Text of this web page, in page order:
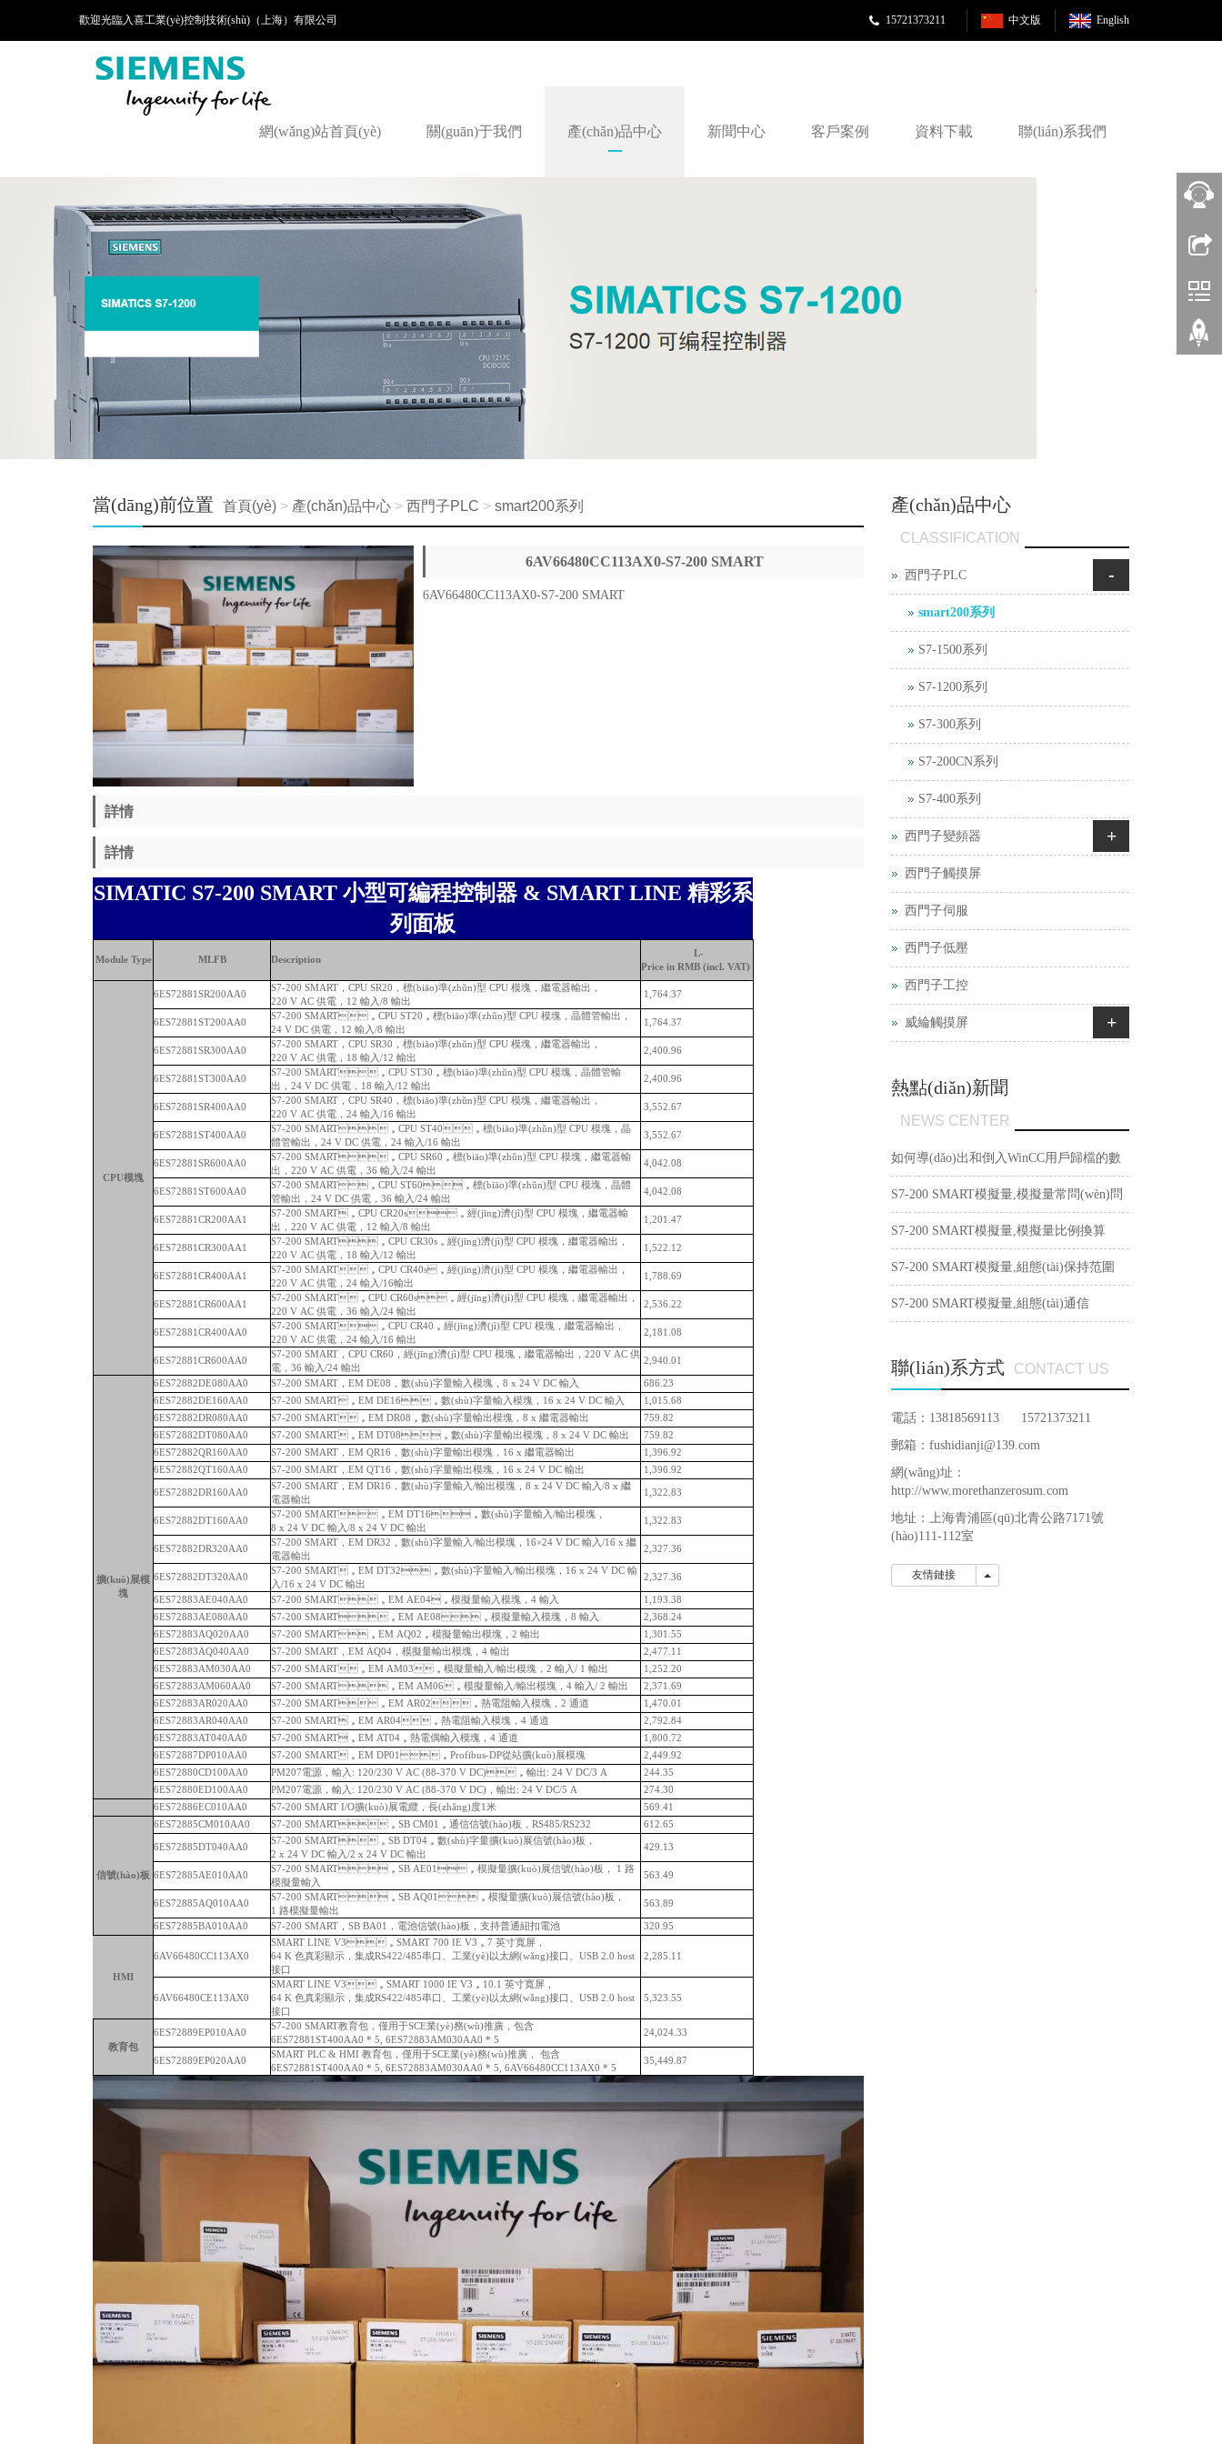
歡迎光臨入喜工業(yè)控制技術(shù)（上海）有限公司 English
中文版
15721373211
網(wǎng)站首頁(yè) 關(guān)于我們 產(chǎn)品中心 新聞中心 客戶案例 資料下載 聯(lián)系我們
當(dāng)前位置 首頁(yè) > 產(chǎn)品中心 > 西門子PLC > smart200系列
6AV66480CC113AX0-S7-200 SMART
6AV66480CC113AX0-S7-200 SMART
詳情
詳情
SIMATIC S7-200 SMART 小型可編程控制器 & SMART LINE 精彩系
列面板
Module Type MLFB Description
L-
Price in RMB (incl. VAT)
CPU模塊
6ES72881SR200AA0
S7-200 SMART，CPU SR20，標(biāo)準(zhǔn)型 CPU 模塊，繼電器輸出，
220 V AC 供電，12 輸入/8 輸出
1,764.37
6ES72881ST200AA0
S7-200 SMART，CPU ST20，標(biāo)準(zhǔn)型 CPU 模塊，晶體管輸出，
24 V DC 供電，12 輸入/8 輸出
1,764.37
6ES72881SR300AA0
S7-200 SMART，CPU SR30，標(biāo)準(zhǔn)型 CPU 模塊，繼電器輸出，
220 V AC 供電，18 輸入/12 輸出
2,400.96
6ES72881ST300AA0
S7-200 SMART，CPU ST30，標(biāo)準(zhǔn)型 CPU 模塊，晶體管輸
出，24 V DC 供電，18 輸入/12 輸出
2,400.96
6ES72881SR400AA0
S7-200 SMART，CPU SR40，標(biāo)準(zhǔn)型 CPU 模塊，繼電器輸出，
220 V AC 供電，24 輸入/16 輸出
3,552.67
6ES72881ST400AA0
S7-200 SMART，CPU ST40，標(biāo)準(zhǔn)型 CPU 模塊，晶
體管輸出，24 V DC 供電，24 輸入/16 輸出
3,552.67
6ES72881SR600AA0
S7-200 SMART，CPU SR60，標(biāo)準(zhǔn)型 CPU 模塊，繼電器輸
出，220 V AC 供電，36 輸入/24 輸出
4,042.08
6ES72881ST600AA0
S7-200 SMART，CPU ST60，標(biāo)準(zhǔn)型 CPU 模塊，晶體
管輸出，24 V DC 供電，36 輸入/24 輸出
4,042.08
6ES72881CR200AA1
S7-200 SMART，CPU CR20s，經(jīng)濟(jì)型 CPU 模塊，繼電器輸
出，220 V AC 供電，12 輸入/8 輸出
1,201.47
6ES72881CR300AA1
S7-200 SMART，CPU CR30s，經(jīng)濟(jì)型 CPU 模塊，繼電器輸出，
220 V AC 供電，18 輸入/12 輸出
1,522.12
6ES72881CR400AA1
S7-200 SMART，CPU CR40s，經(jīng)濟(jì)型 CPU 模塊，繼電器輸出，
220 V AC 供電，24 輸入/16輸出
1,788.69
6ES72881CR600AA1
S7-200 SMART，CPU CR60s，經(jīng)濟(jì)型 CPU 模塊，繼電器輸出，
220 V AC 供電，36 輸入/24 輸出
2,536.22
6ES72881CR400AA0
S7-200 SMART，CPU CR40，經(jīng)濟(jì)型 CPU 模塊，繼電器輸出，
220 V AC 供電，24 輸入/16 輸出
2,181.08
6ES72881CR600AA0
S7-200 SMART，CPU CR60，經(jīng)濟(jì)型 CPU 模塊，繼電器輸出，220 V AC 供
電，36 輸入/24 輸出
2,940.01
擴(kuò)展模
塊
6ES72882DE080AA0 S7-200 SMART，EM DE08，數(shù)字量輸入模塊，8 x 24 V DC 輸入
686.23
6ES72882DE160AA0
S7-200 SMART，EM DE16，數(shù)字量輸入模塊，16 x 24 V DC 輸入
1,015.68
6ES72882DR080AA0
S7-200 SMART，EM DR08，數(shù)字量輸出模塊，8 x 繼電器輸出
759.82
6ES72882DT080AA0
S7-200 SMART，EM DT08，數(shù)字量輸出模塊，8 x 24 V DC 輸出
759.82
6ES72882QR160AA0
S7-200 SMART，EM QR16，數(shù)字量輸出模塊，16 x 繼電器輸出
1,396.92
6ES72882QT160AA0
S7-200 SMART，EM QT16，數(shù)字量輸出模塊，16 x 24 V DC 輸出 1,396.92
6ES72882DR160AA0
S7-200 SMART，EM DR16，數(shù)字量輸入/輸出模塊，8 x 24 V DC 輸入/8 x 繼
電器輸出
1,322.83
6ES72882DT160AA0
S7-200 SMART，EM DT16，數(shù)字量輸入/輸出模塊，
8 x 24 V DC 輸入/8 x 24 V DC 輸出
1,322.83
6ES72882DR320AA0
S7-200 SMART，EM DR32，數(shù)字量輸入/輸出模塊，16×24 V DC 輸入/16 x 繼
電器輸出
2,327.36
6ES72882DT320AA0
S7-200 SMART，EM DT32，數(shù)字量輸入/輸出模塊，16 x 24 V DC 輸
入/16 x 24 V DC 輸出
2,327.36
6ES72883AE040AA0 S7-200 SMART，EM AE04，模擬量輸入模塊，4 輸入
1,193.38
6ES72883AE080AA0
S7-200 SMART，EM AE08，模擬量輸入模塊，8 輸入
2,368.24
6ES72883AQ020AA0
S7-200 SMART，EM AQ02，模擬量輸出模塊，2 輸出
1,301.55
6ES72883AQ040AA0
S7-200 SMART，EM AQ04，模擬量輸出模塊，4 輸出
2,477.11
6ES72883AM030AA0
S7-200 SMART，EM AM03，模擬量輸入/輸出模塊，2 輸入/ 1 輸出
1,252.20
6ES72883AM060AA0
S7-200 SMART，EM AM06，模擬量輸入/輸出模塊，4 輸入/ 2 輸出
2,371.69
6ES72883AR020AA0
S7-200 SMART，EM AR02，熱電阻輸入模塊，2 通道
1,470.01
6ES72883AR040AA0
S7-200 SMART，EM AR04，熱電阻輸入模塊，4 通道
2,792.84
6ES72883AT040AA0
S7-200 SMART，EM AT04，熱電偶輸入模塊，4 通道
1,800.72
6ES72887DP010AA0
S7-200 SMART，EM DP01，Profibus-DP從站擴(kuò)展模塊
2,449.92
6ES72880CD100AA0
PM207電源，輸入: 120/230 V AC (88-370 V DC)，輸出: 24 V DC/3 A
244.35
6ES72880ED100AA0
PM207電源，輸入: 120/230 V AC (88-370 V DC)，輸出: 24 V DC/5 A
274.30
6ES72886EC010AA0
S7-200 SMART I/O擴(kuò)展電纜，長(zhǎng)度1米 569.41
信號(hào)板
6ES72885CM010AA0 S7-200 SMART，SB CM01，通信信號(hào)板，RS485/RS232 612.65
6ES72885DT040AA0
S7-200 SMART，SB DT04，數(shù)字量擴(kuò)展信號(hào)板，
2 x 24 V DC 輸入/2 x 24 V DC 輸出
429.13
6ES72885AE010AA0
S7-200 SMART，SB AE01，模擬量擴(kuò)展信號(hào)板， 1 路
模擬量輸入
563.49
6ES72885AQ010AA0
S7-200 SMART，SB AQ01，模擬量擴(kuò)展信號(hào)板，
1 路模擬量輸出
563.89
6ES72885BA010AA0 S7-200 SMART，SB BA01，電池信號(hào)板，支持普通紐扣電池 320.95
HMI
6AV66480CC113AX0
SMART LINE V3，SMART 700 IE V3，7 英寸寬屏，
64 K 色真彩顯示，集成RS422/485串口、工業(yè)以太網(wǎng)接口、USB 2.0 host
接口
2,285.11
6AV66480CE113AX0
SMART LINE V3，SMART 1000 IE V3，10.1 英寸寬屏，
64 K 色真彩顯示，集成RS422/485串口、工業(yè)以太網(wǎng)接口、USB 2.0 host
接口
5,323.55
教育包
6ES72889EP010AA0
S7-200 SMART教育包，僅用于SCE業(yè)務(wù)推廣，包含
6ES72881ST400AA0 * 5, 6ES72883AM030AA0 * 5
24,024.33
6ES72889EP020AA0
SMART PLC & HMI 教育包，僅用于SCE業(yè)務(wù)推廣， 包含
6ES72881ST400AA0 * 5, 6ES72883AM030AA0 * 5, 6AV66480CC113AX0 * 5
35,449.87
產(chǎn)品中心
CLASSIFICATION
西門子PLC -
smart200系列
S7-1500系列
S7-1200系列
S7-300系列
S7-200CN系列
S7-400系列
西門子變頻器 +
西門子觸摸屏
西門子伺服
西門子低壓
西門子工控
威綸觸摸屏 +
熱點(diǎn)新聞
NEWS CENTER
如何導(dǎo)出和倒入WinCC用戶歸檔的數
(shù)據(jù)記錄？
S7-200 SMART模擬量,模擬量常問(wèn)問
(wèn)題
S7-200 SMART模擬量,模擬量比例換算
S7-200 SMART模擬量,組態(tài)保持范圍
S7-200 SMART模擬量,組態(tài)通信
聯(lián)系方式 CONTACT US
電話：13818569113 15721373211
郵箱：fushidianji@139.com
網(wǎng)址：
http://www.morethanzerosum.com
地址： 上海青浦區(qū)北青公路7171號
(hào)111-112室
友情鏈接 友情鏈接